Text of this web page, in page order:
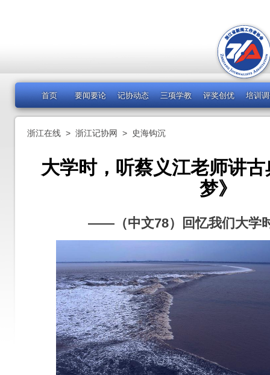
首页 要闻要论 记协动态 三项学教 评奖创优 培训
浙江在线 > 浙江记协网 > 史海钩沉
大学时，听蔡义江老师讲
梦》
——（中文78）回忆我们大学